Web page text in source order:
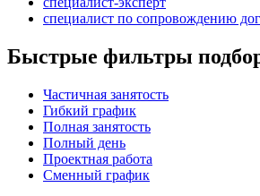
специалист по сопровождению
Быстрые фильтры
Частичная занятость
Гибкий график
Полная занятость
Полный день
Проектная работа
Сменный график